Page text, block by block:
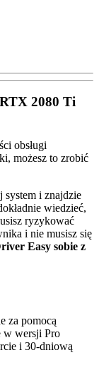
2080 Ti
obsługi
możesz to zrobić
system i znajdzie
wiedzieć,
ryzykować
i nie musisz się
Easy sobie z
za pomocą
w wersji Pro
i 30-dniową